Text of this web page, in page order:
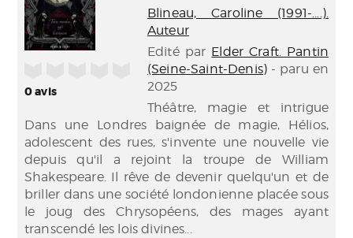
0avis
Blineau, Caroline (1991-....).
Auteur
Edité par Elder Craft. Pantin
(Seine-Saint-Denis) - paru en
2025
Théâtre, magie et intrigue
Dans une Londres baignée de magie, Hélios,
adolescent des rues, s'invente une nouvelle vie
depuis qu'il a rejoint la troupe de William
Shakespeare. Il rêve de devenir quelqu'un et de
briller dans une société londonienne placée sous
le joug des Chrysopéens, des mages ayant
transcendé les lois divines...